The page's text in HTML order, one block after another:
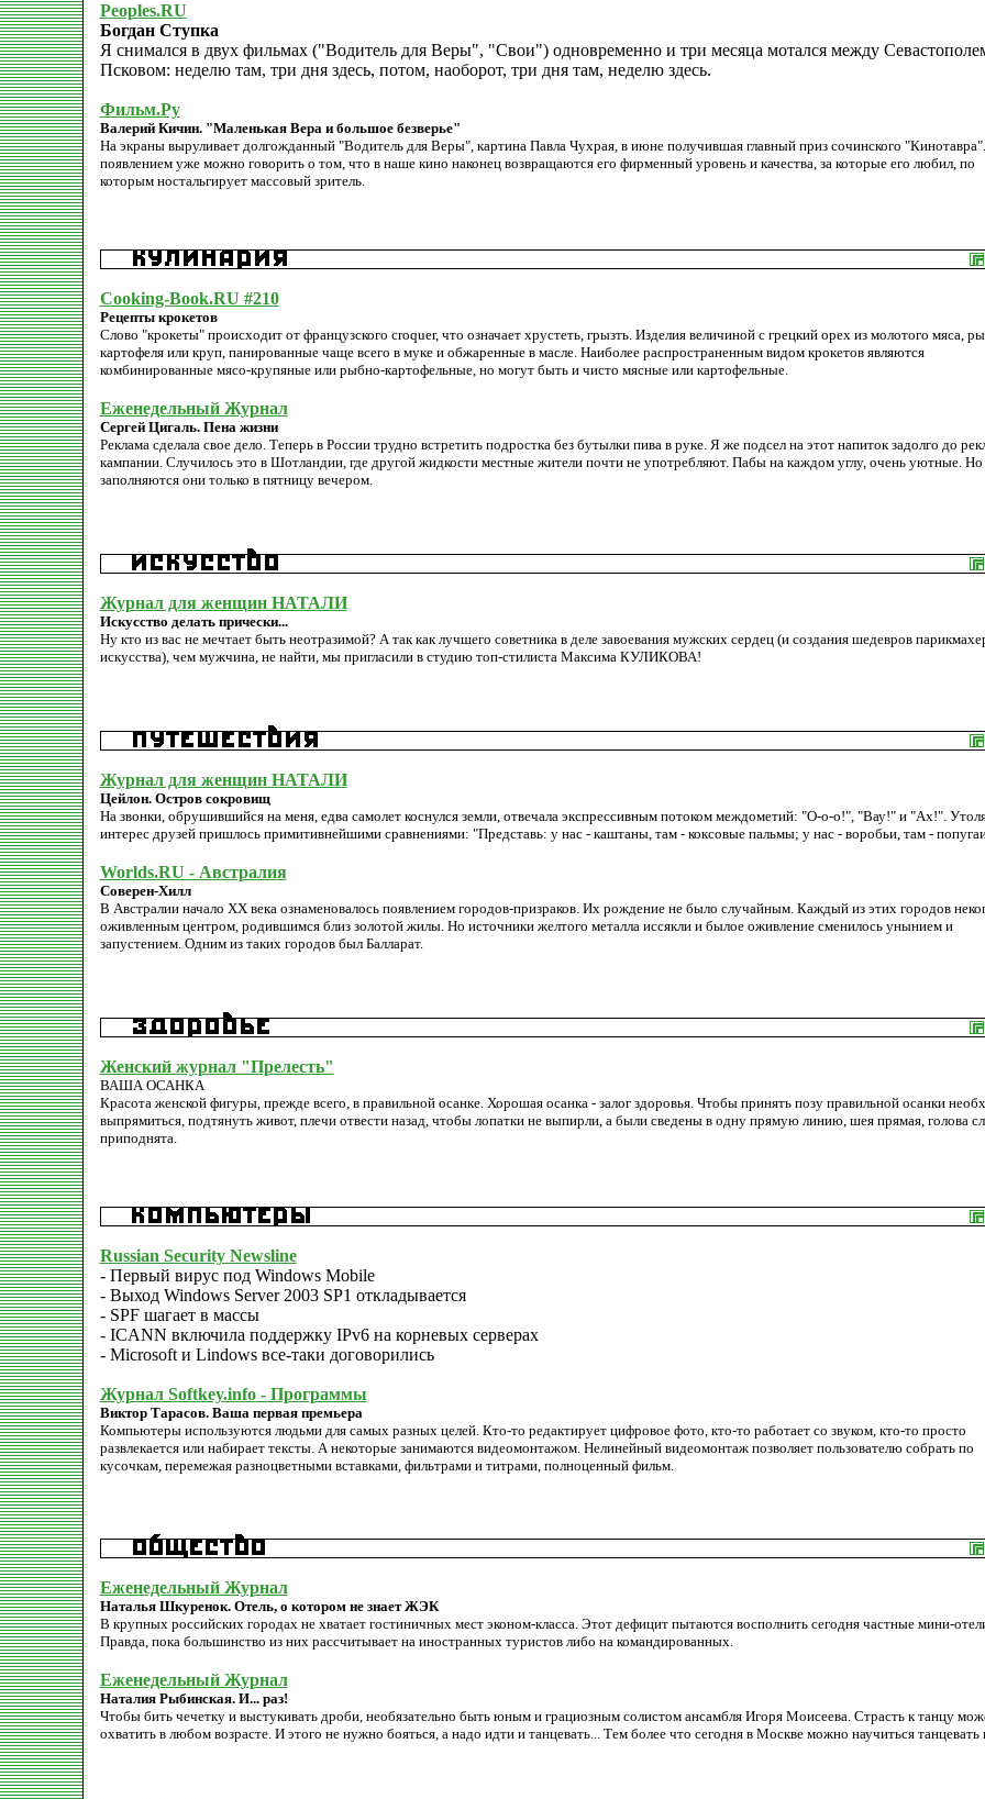
Peoples.RU
Богдан Ступка
Я снимался в двух фильмах ("Водитель для Веры", "Свои") одновременно и три месяца мотался между
Псковом: неделю там, три дня здесь, потом, наоборот, три дня там, неделю здесь.
Фильм.Ру
Валерий Кичин. "Маленькая Вера и большое безверье"
На экраны выруливает долгожданный "Водитель для Веры", картина Павла Чухрая, в июне получившая главный приз сочинского
появлением уже можно говорить о том, что в наше кино наконец возвращаются его фирменный уровень и качества, за которые его любил, по
которым ностальгирует массовый зритель.
Cooking-Book.RU #210
Рецепты крокетов
Слово "крокеты" происходит от французского croquer, что означает хрустеть, грызть. Изделия величиной с грецкий орех из молотого мяса,
картофеля или круп, панированные чаще всего в муке и обжаренные в масле. Наиболее распространенным видом крокетов являются
комбинированные мясо-крупяные или рыбно-картофельные, но могут быть и чисто мясные или картофельные.
Еженедельный Журнал
Сергей Цигаль. Пена жизни
Реклама сделала свое дело. Теперь в России трудно встретить подростка без бутылки пива в руке. Я же подсел на этот напиток задолго до
кампании. Случилось это в Шотландии, где другой жидкости местные жители почти не употребляют. Пабы на каждом углу, очень уютные. Но
заполняются они только в пятницу вечером.
Журнал для женщин НАТАЛИ
Искусство делать прически...
Ну кто из вас не мечтает быть неотразимой? А так как лучшего советника в деле завоевания мужских сердец (и создания шедевров
искусства), чем мужчина, не найти, мы пригласили в студию топ-стилиста Максима КУЛИКОВА!
Журнал для женщин НАТАЛИ
Цейлон. Остров сокровищ
На звонки, обрушившийся на меня, едва самолет коснулся земли, отвечала экспрессивным потоком междометий: "О-о-о!", "Вау!" и "Ах!".
интерес друзей пришлось примитивнейшими сравнениями: "Представь: у нас - каштаны, там - коксовые пальмы; у нас - воробьи, там -
Worlds.RU - Австралия
Соверен-Хилл
В Австралии начало XX века ознаменовалось появлением городов-призраков. Их рождение не было случайным. Каждый из этих городов
оживленным центром, родившимся близ золотой жилы. Но источники желтого металла иссякли и былое оживление сменилось унынием и
запустением. Одним из таких городов был Балларат.
Женский журнал "Прелесть"
ВАША ОСАНКА
Красота женской фигуры, прежде всего, в правильной осанке. Хорошая осанка - залог здоровья. Чтобы принять позу правильной осанки
выпрямиться, подтянуть живот, плечи отвести назад, чтобы лопатки не выпирли, а были сведены в одну прямую линию, шея прямая, голова
приподнята.
Russian Security Newsline
- Первый вирус под Windows Mobile
- Выход Windows Server 2003 SP1 откладывается
- SPF шагает в массы
- ICANN включила поддержку IPv6 на корневых серверах
- Microsoft и Lindows все-таки договорились
Журнал Softkey.info - Программы
Виктор Тарасов. Ваша первая премьера
Компьютеры используются людьми для самых разных целей. Кто-то редактирует цифровое фото, кто-то работает со звуком, кто-то просто
развлекается или набирает тексты. А некоторые занимаются видеомонтажом. Нелинейный видеомонтаж позволяет пользователю собрать по
кусочкам, перемежая разноцветными вставками, фильтрами и титрами, полноценный фильм.
Еженедельный Журнал
Наталья Шкуренок. Отель, о котором не знает ЖЭК
В крупных российских городах не хватает гостиничных мест эконом-класса. Этот дефицит пытаются восполнить сегодня частные мини-
Правда, пока большинство из них рассчитывает на иностранных туристов либо на командированных.
Еженедельный Журнал
Наталия Рыбинская. И... раз!
Чтобы бить чечетку и выстукивать дроби, необязательно быть юным и грациозным солистом ансамбля Игоря Моисеева. Страсть к танцу
охватить в любом возрасте. И этого не нужно бояться, а надо идти и танцевать... Тем более что сегодня в Москве можно научиться танцевать